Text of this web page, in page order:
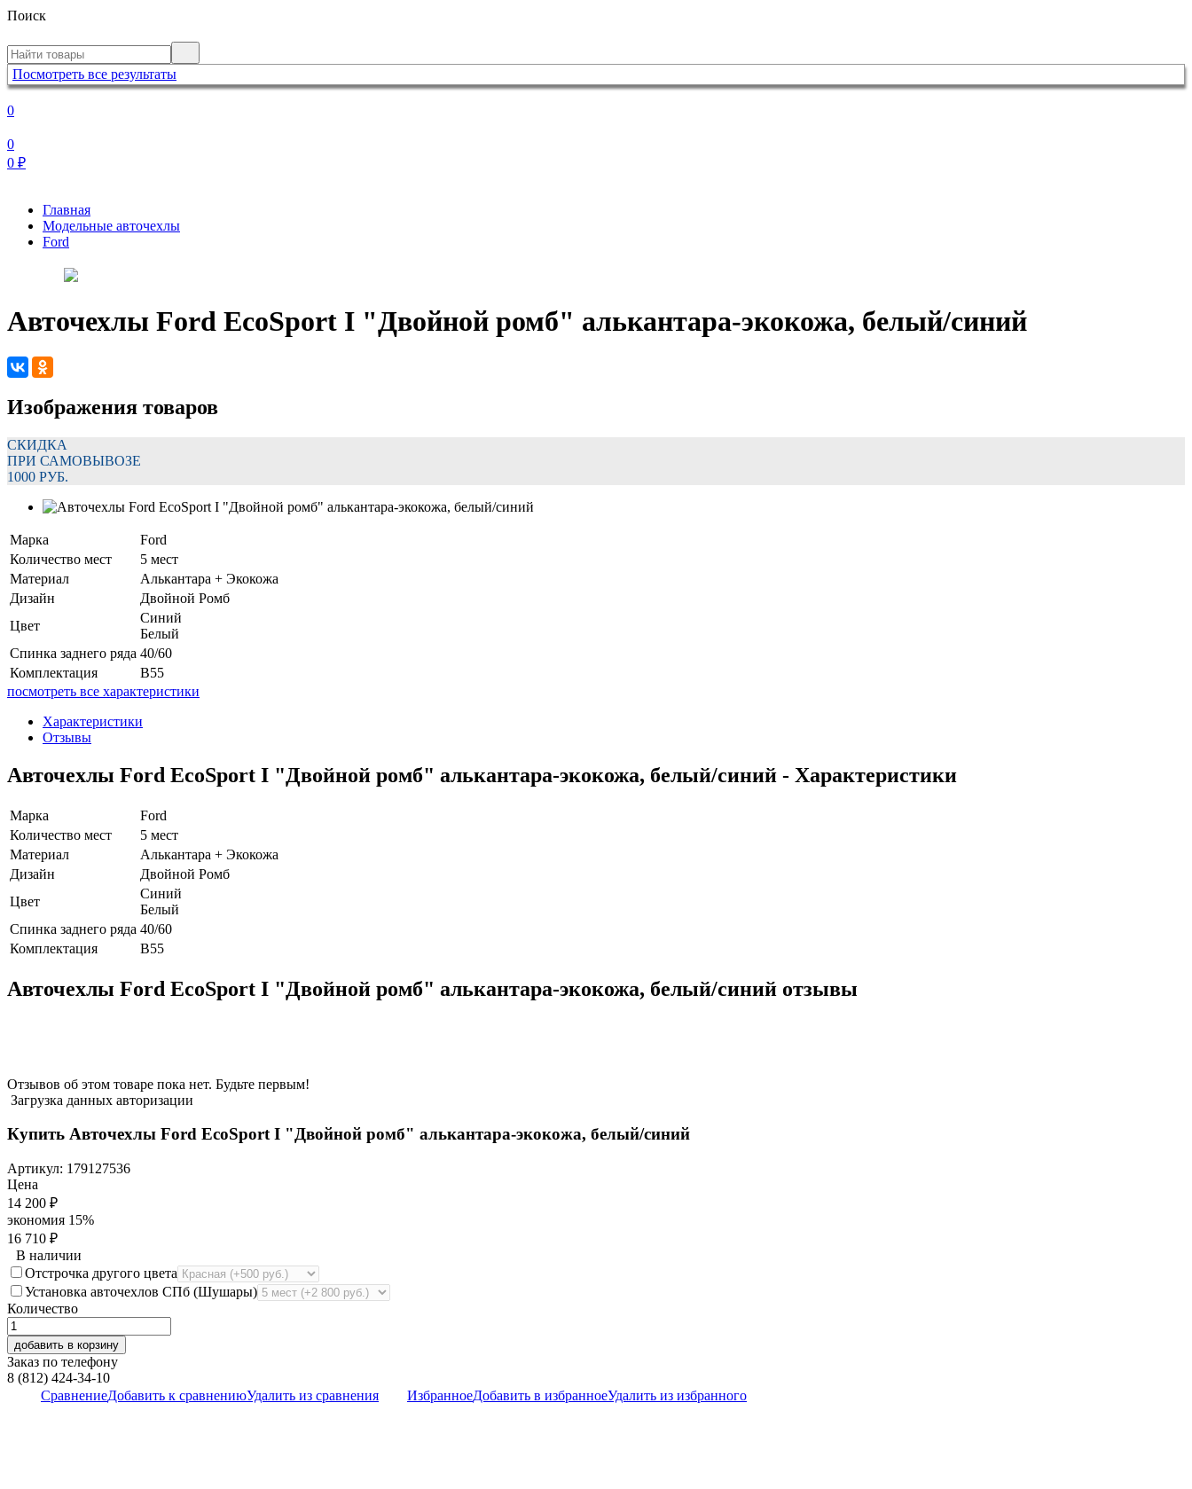
Поиск
Посмотреть все результаты
0
0
0 ₽
Главная
Модельные авточехлы
Ford
Авточехлы Ford EcoSport I "Двойной ромб" алькантара-экокожа, белый/синий
Изображения товаров
СКИДКА
ПРИ САМОВЫВОЗЕ
1000 РУБ.
Марка
Ford
Количество мест
5 мест
Материал
Алькантара + Экокожа
Дизайн
Двойной Ромб
Цвет
Синий
Белый
Спинка заднего ряда 40/60
Комплектация
B55
посмотреть все характеристики
Характеристики
Отзывы
Авточехлы Ford EcoSport I "Двойной ромб" алькантара-экокожа, белый/синий - Характеристики
Марка
Ford
Количество мест
5 мест
Материал
Алькантара + Экокожа
Дизайн
Двойной Ромб
Цвет
Синий
Белый
Спинка заднего ряда 40/60
Комплектация
B55
Авточехлы Ford EcoSport I "Двойной ромб" алькантара-экокожа, белый/синий отзывы
Отзывов об этом товаре пока нет. Будьте первым!
Загрузка данных авторизации
Купить Авточехлы Ford EcoSport I "Двойной ромб" алькантара-экокожа, белый/синий
Артикул: 179127536
Цена
14 200 ₽
экономия 15%
16 710 ₽
В наличии
Отстрочка другого цвета
Установка авточехлов СПб (Шушары)
Количество
добавить в корзину
Заказ по телефону
8 (812) 424-34-10
СравнениеДобавить к сравнениюУдалить из сравнения ИзбранноеДобавить в избранноеУдалить из избранного